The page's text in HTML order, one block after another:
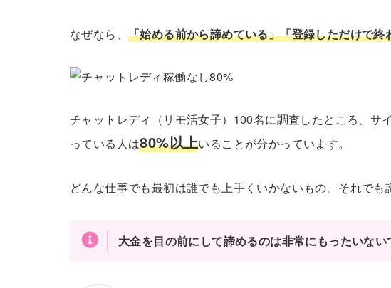
なぜなら、 「始める前から諦めている」「登録しただけで終
チャットレディ（リモ活女子）100名に調査したところ、サ
っている人は80%以上いることが分かっています。
どんな仕事でも最初は誰でも上手くいかないもの。それでも
大金を目の前にして諦めるのは非常にもったいない